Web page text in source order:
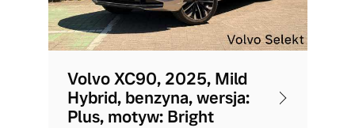
Volvo XC90, 2025, Mild
Hybrid, benzyna, wersja:
Plus, motyw: Bright